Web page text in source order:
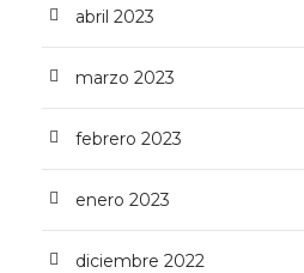
abril 2023
marzo 2023
febrero 2023
enero 2023
diciembre 2022